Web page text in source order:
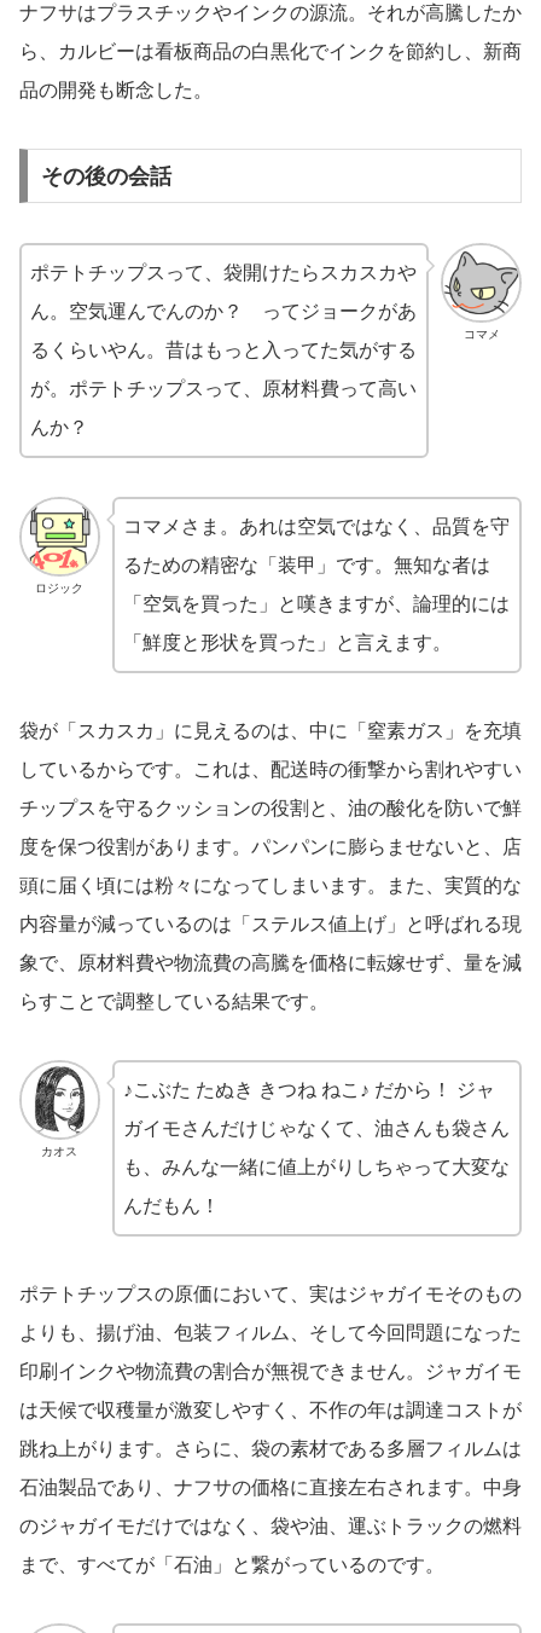
ナフサはプラスチックやインクの源流。それが高騰したか
ら、カルビーは看板商品の白黒化でインクを節約し、新商
品の開発も断念した。
その後の会話
コマメ
ポテトチップスって、袋開けたらスカスカや
ん。空気運んでんのか？ ってジョークがあ
るくらいやん。昔はもっと入ってた気がする
が。ポテトチップスって、原材料費って高い
んか？
ロジック
コマメさま。あれは空気ではなく、品質を守
るための精密な「装甲」です。無知な者は
「空気を買った」と嘆きますが、論理的には
「鮮度と形状を買った」と言えます。
袋が「スカスカ」に見えるのは、中に「窒素ガス」を充填
しているからです。これは、配送時の衝撃から割れやすい
チップスを守るクッションの役割と、油の酸化を防いで鮮
度を保つ役割があります。パンパンに膨らませないと、店
頭に届く頃には粉々になってしまいます。また、実質的な
内容量が減っているのは「ステルス値上げ」と呼ばれる現
象で、原材料費や物流費の高騰を価格に転嫁せず、量を減
らすことで調整している結果です。
カオス
♪こぶた たぬき きつね ねこ♪ だから！ ジャ
ガイモさんだけじゃなくて、油さんも袋さん
も、みんな一緒に値上がりしちゃって大変な
んだもん！
ポテトチップスの原価において、実はジャガイモそのもの
よりも、揚げ油、包装フィルム、そして今回問題になった
印刷インクや物流費の割合が無視できません。ジャガイモ
は天候で収穫量が激変しやすく、不作の年は調達コストが
跳ね上がります。さらに、袋の素材である多層フィルムは
石油製品であり、ナフサの価格に直接左右されます。中身
のジャガイモだけではなく、袋や油、運ぶトラックの燃料
まで、すべてが「石油」と繋がっているのです。